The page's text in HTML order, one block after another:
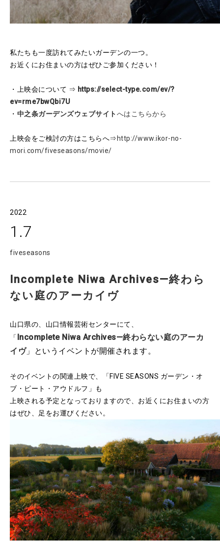
私たちも一度訪れてみたいガーデンの一つ。
お近くにお住まいの方はぜひご参加ください！
・上映会について ⇒ https://select-type.com/ev/?
ev=rme7bwQbi7U
・ 中之条ガーデンズウェブサイトへはこちらから
上映会をご検討の方はこちらへ⇒ http://www.ikor-no-
mori.com/fiveseasons/movie/
2022
1.7
fiveseasons
Incomplete Niwa Archives—終わら
ない庭のアーカイヴ
山口県の、山口情報芸術センターにて、
「 Incomplete Niwa Archives—終わらない庭のアーカ
イヴ」というイベントが開催されます。
そのイベントの関連上映で、「FIVE SEASONS ガーデン・オ
ブ・ピート・アウドルフ」も
上映される予定となっておりますので、お近くにお住まいの方
はぜひ、足をお運びください。